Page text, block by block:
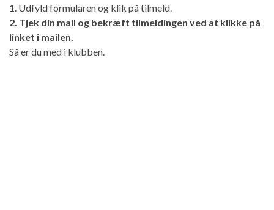
1. Udfyld formularen og klik på tilmeld.
2. Tjek din mail og bekræft tilmeldingen ved at klikke på
linket i mailen.
Så er du med i klubben.